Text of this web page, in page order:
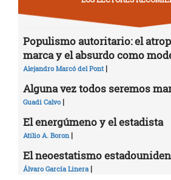
Populismo autoritario: el
marca y el absurdo como
Alejandro Marcó del Pont |
Alguna vez todos seremos
Guadi Calvo |
El energúmeno y el estadista
Atilio A. Boron |
El neoestatismo
Álvaro García Linera |